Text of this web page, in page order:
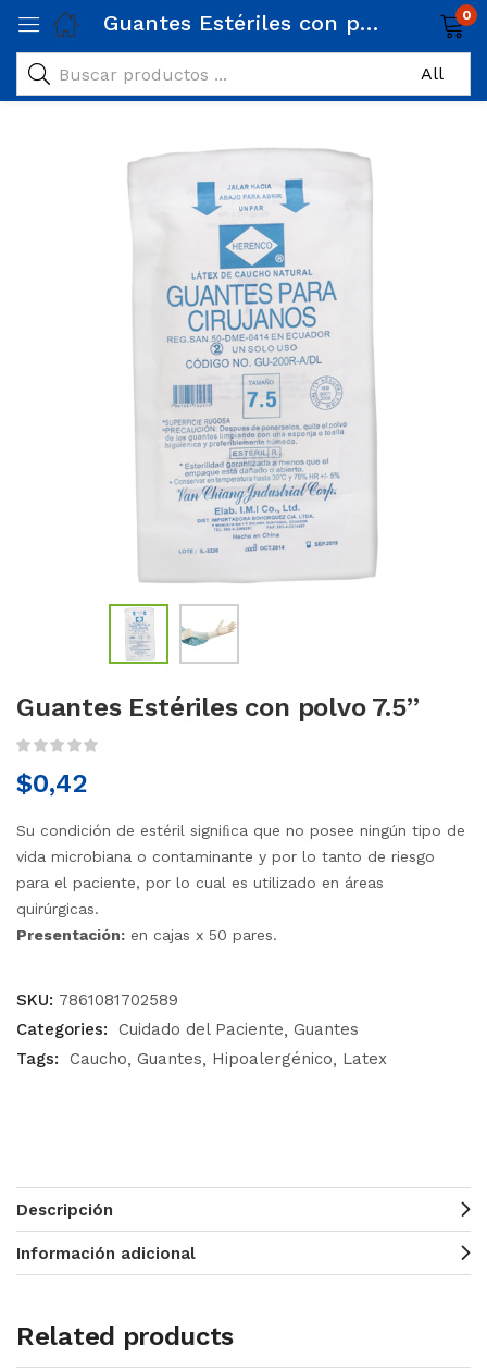
Guantes Estériles con polvo 7.5’’ 0
Guantes Estériles con polvo 7.5’’
$0,42
Su condición de estéril signiﬁca que no posee ningún tipo de
vida microbiana o contaminante y por lo tanto de riesgo
para el paciente, por lo cual es utilizado en áreas
quirúrgicas.
Presentación: en cajas x 50 pares.
SKU: 7861081702589
Categories:
Cuidado del Paciente Guantes
Tags:
Caucho Guantes Hipoalergénico Latex
Descripción
Información adicional
Related products